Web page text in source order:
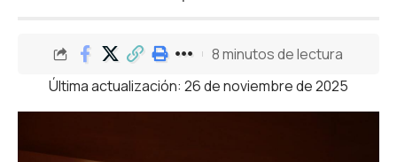
Última actualización: 26 de noviembre de 2025
8 minutos de lectura